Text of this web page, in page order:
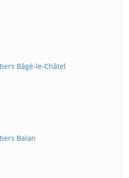
Bâgé-le-Châtel
Balan